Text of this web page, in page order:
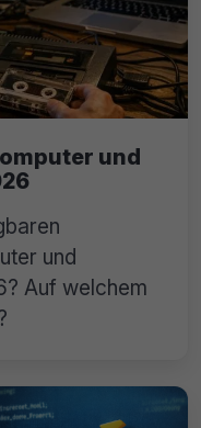
und
und
Auf welchem